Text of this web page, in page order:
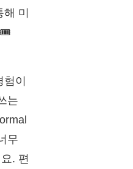
해 미
🎟️
험이
는
무
. 편